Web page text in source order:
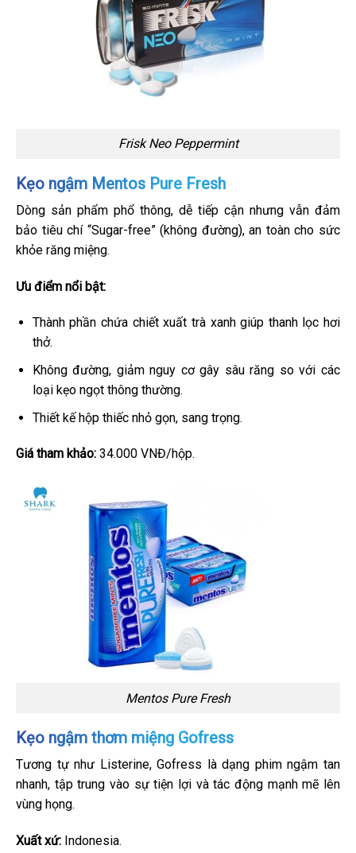
Frisk Neo Peppermint
Kẹo ngậm Mentos Pure Fresh
Dòng sản phẩm phổ thông, dễ tiếp cận nhưng vẫn đảm
bảo tiêu chí “Sugar-free” (không đường), an toàn cho sức
khỏe răng miệng.
Ưu điểm nổi bật:
Thành phần chứa chiết xuất trà xanh giúp thanh lọc hơi
thở.
Không đường, giảm nguy cơ gây sâu răng so với các
loại kẹo ngọt thông thường.
Thiết kế hộp thiếc nhỏ gọn, sang trọng.
Giá tham khảo: 34.000 VNĐ/hộp.
Mentos Pure Fresh
Kẹo ngậm thơm miệng Gofress
Tương tự như Listerine, Gofress là dạng phim ngậm tan
nhanh, tập trung vào sự tiện lợi và tác động mạnh mẽ lên
vùng họng.
Xuất xứ: Indonesia.